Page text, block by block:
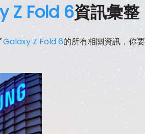
Z Fold 6資訊彙整
Galaxy Z Fold 6的所有相關資訊，你